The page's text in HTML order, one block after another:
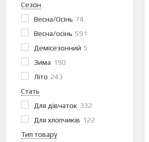
Сезон
Весна/Осінь 74
Весна/осінь 591
Демісезонний 5
Зима 190
Літо 243
Стать
Для дівчаток 332
Для хлопчиків 122
Тип товару